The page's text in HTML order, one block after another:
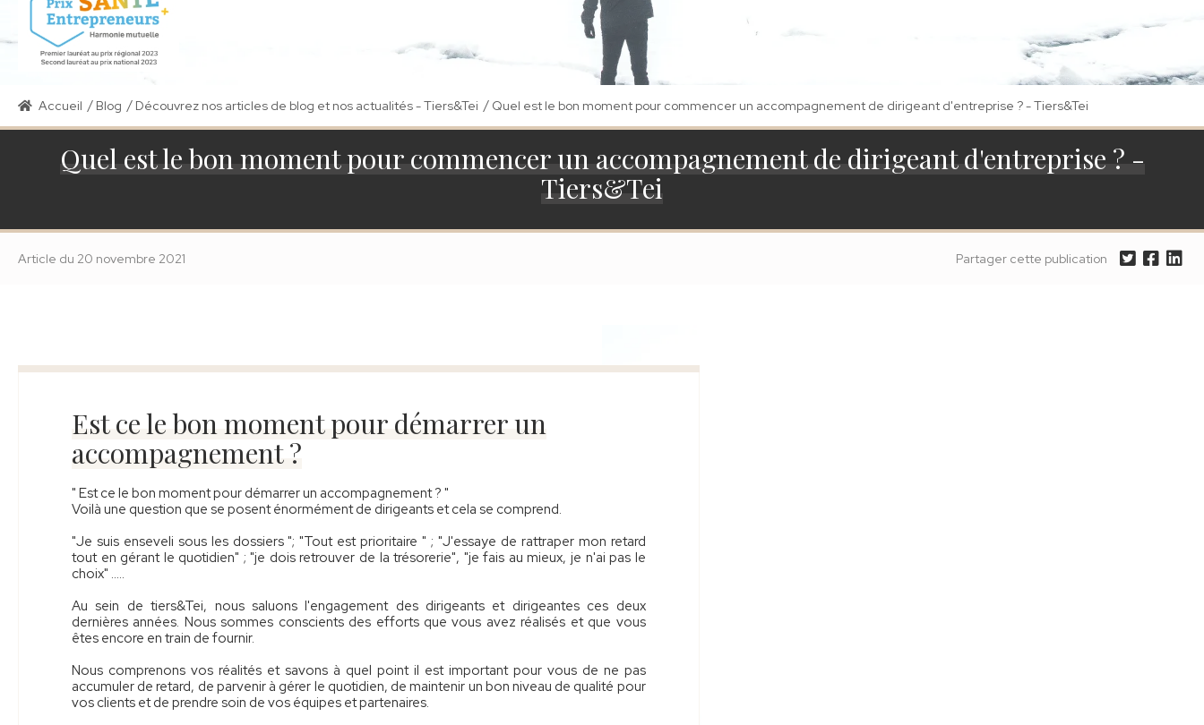
Accueil / Blog / Découvrez nos articles de blog et nos actualités - Tiers&Tei / Quel est le bon moment pour commencer un accompagnement de dirigeant d'entreprise ? - Tiers&Tei
Quel est le bon moment pour commencer un accompagnement de dirigeant d'entreprise ? -
Tiers&Tei
Article du 20 novembre 2021 Partager cette publication
Est ce le bon moment pour démarrer un
accompagnement ?
" Est ce le bon moment pour démarrer un accompagnement ? "
Voilà une question que se posent énormément de dirigeants et cela se comprend.
"Je suis enseveli sous les dossiers "; "Tout est prioritaire " ; "J'essaye de rattraper mon retard
tout en gérant le quotidien" ; "je dois retrouver de la trésorerie", "je fais au mieux, je n'ai pas le
choix" …..
Au sein de tiers&Tei, nous saluons l'engagement des dirigeants et dirigeantes ces deux
dernières années. Nous sommes conscients des efforts que vous avez réalisés et que vous
êtes encore en train de fournir.
Nous comprenons vos réalités et savons à quel point il est important pour vous de ne pas
accumuler de retard, de parvenir à gérer le quotidien, de maintenir un bon niveau de qualité pour
vos clients et de prendre soin de vos équipes et partenaires.